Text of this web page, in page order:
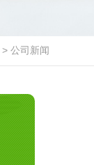
> 公司新闻